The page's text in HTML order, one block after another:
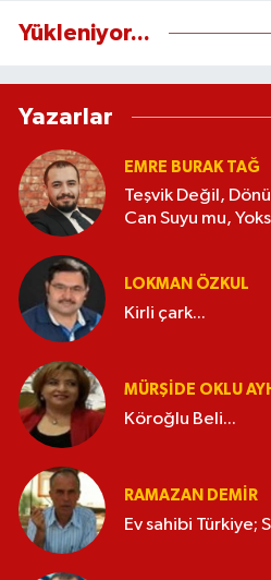
Yükleniyor...
Yazarlar
EMRE BURAK TAĞ
Teşvik Değil,
Can Suyu mu,
LOKMAN ÖZKUL
Kirli çark...
MÜRŞIDE OKLU
Köroğlu Beli...
RAMAZAN DEMİR
Ev sahibi Türkiye;